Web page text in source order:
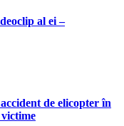
al ei –
de elicopter în
victime